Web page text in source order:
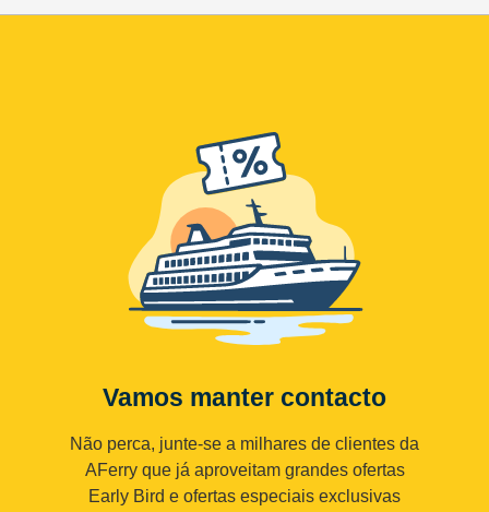
Vamos manter contacto
Não perca, junte-se a milhares de clientes da
AFerry que já aproveitam grandes ofertas
Early Bird e ofertas especiais exclusivas